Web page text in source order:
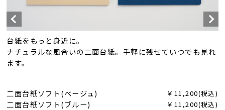
台紙をもっと身近に。
ナチュラルな風合いの二面台紙。手軽に残せていつでも見れ
ます。
二面台紙ソフト(ベージュ) ￥11,200(税込)
二面台紙ソフト(ブルー) ￥11,200(税込)